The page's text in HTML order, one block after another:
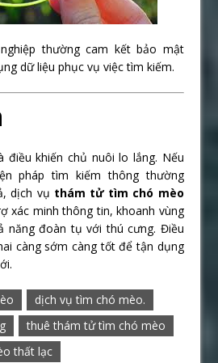
thường cam kết bảo mật
dữ liệu phục vụ việc tìm kiếm.
điều khiến chủ nuôi lo lắng. Nếu
pháp tìm kiếm thông thường
dịch vụ thám tử tìm chó mèo
xác minh thông tin, khoanh vùng
năng đoàn tụ với thú cưng. Điều
càng sớm càng tốt để tận dụng
dịch vụ tìm chó mèo.
thuê thám tử tìm chó mèo
thất lạc